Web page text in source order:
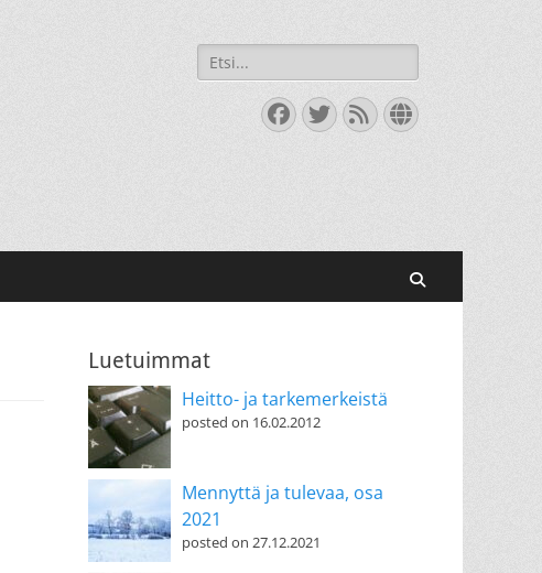
Search
for:
Facebook
Twitter
FeedWebsite
Luetuimmat
Heitto- ja tarkemerkeistä
posted on 16.02.2012
Mennyttä ja tulevaa, osa
2021
posted on 27.12.2021